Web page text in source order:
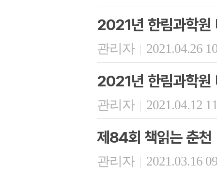
2021년 한림과학원
관리자 | 2021.04.26
2021년 한림과학원
관리자 | 2021.04.12
제84회 책읽는 춘천
관리자 | 2021.03.16